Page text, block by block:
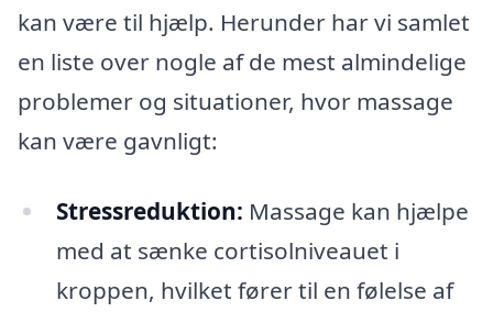
kan være til hjælp. Herunder har vi samlet
en liste over nogle af de mest almindelige
problemer og situationer, hvor massage
kan være gavnligt:
Stressreduktion: Massage kan hjælpe
med at sænke cortisolniveauet i
kroppen, hvilket fører til en følelse af